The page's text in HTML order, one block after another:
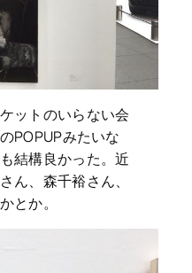
ットのいらない会
POPUPみたいな
結構良かった。近
ん、森千裕さん、
とか。